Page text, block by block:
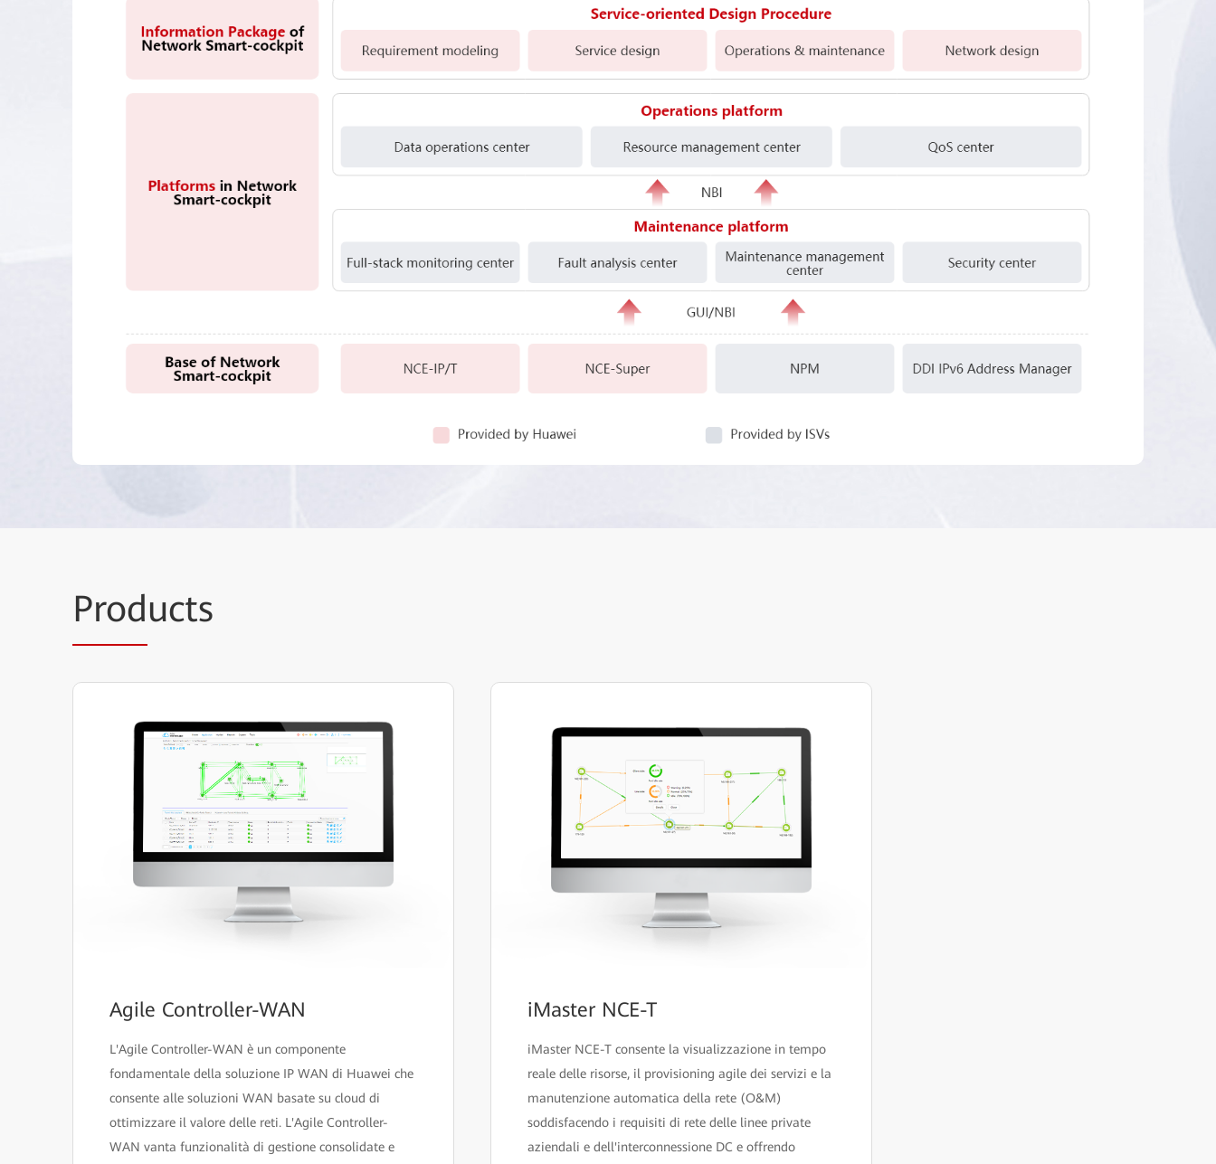
Products
Agile Controller-WAN
L'Agile Controller-WAN è un componente
fondamentale della soluzione IP WAN di Huawei che
consente alle soluzioni WAN basate su cloud di
ottimizzare il valore delle reti. L'Agile Controller-
WAN vanta funzionalità di gestione consolidate e
iMaster NCE-T
iMaster NCE-T consente la visualizzazione in tempo
reale delle risorse, il provisioning agile dei servizi e la
manutenzione automatica della rete (O&M)
soddisfacendo i requisiti di rete delle linee private
aziendali e dell'interconnessione DC e offrendo